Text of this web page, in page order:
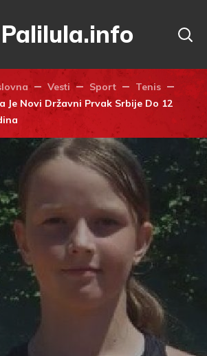
Palilula.info
Vesti Sport
Tenis
Je Novi Državni Prvak Srbije Do 12